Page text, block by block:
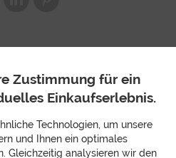
Zustimmung für ein
Einkaufserlebnis.
Technologien, um unsere
und Ihnen ein optimales
Gleichzeitig analysieren wir den